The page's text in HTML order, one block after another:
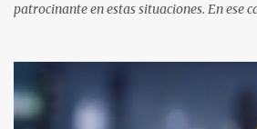
patrocinante en estas situaciones. En ese
“representante”. Sin embargo, como
decidió no continuar con la relación
formalizar esta decisión, lo notificó al